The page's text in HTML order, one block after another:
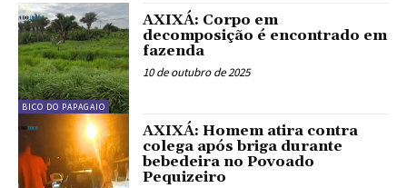
BICO DO PAPAGAIO
AXIXÁ: Corpo em
decomposição é encontrado em
fazenda
10 de outubro de 2025
AXIXÁ: Homem atira contra
colega após briga durante
bebedeira no Povoado
Pequizeiro